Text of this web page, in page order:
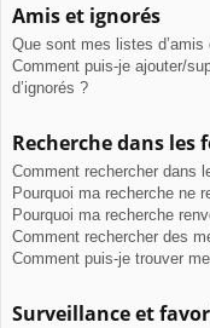
Amis et ignorés
Que sont mes listes d’amis
Comment puis-je ajouter/
d’ignorés ?
Recherche dans les
Comment rechercher dans
Pourquoi ma recherche ne
Pourquoi ma recherche
Comment rechercher des
Comment puis-je trouver
Surveillance et